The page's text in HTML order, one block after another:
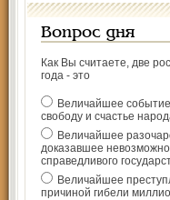
Вопрос дня
Как Вы считаете, две
года - это
Величайшее
свободу и счастье
Величайшее
доказавшее
справедливого
Величайшее
причиной гибели